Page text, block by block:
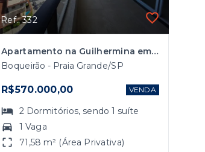
Ref.: 332
Apartamento na Guilhermina em Praia Grande com 2 Dormitórios
Boqueirão - Praia Grande/SP
R$570.000,00 VENDA
2 Dormitórios, sendo1 suíte
1 Vaga
71,58 m² (Área Privativa)